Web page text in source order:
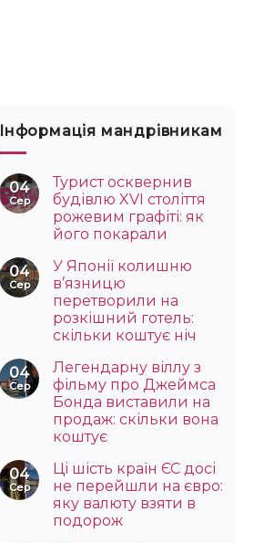
Інформація мандрівникам
04
Сер
Турист осквернив
будівлю XVI століття
рожевим графіті: як
його покарали
04
Сер
У Японії колишню
в’язницю
перетворили на
розкішний готель:
скільки коштує ніч
04
Сер
Легендарну віллу з
фільму про Джеймса
Бонда виставили на
продаж: скільки вона
коштує
04
Сер
Ці шість країн ЄС досі
не перейшли на євро:
яку валюту взяти в
подорож